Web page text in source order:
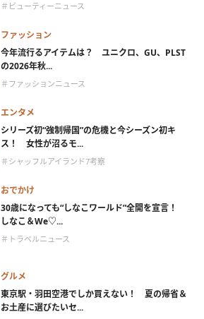
＃ビューティーニュース
ファッション
今年流行るアイテムは？ ユニクロ、GU、PLST
の2026年秋...
＃ファッションニュース
エンタメ
シリーズ初“強制帰国”の危機と今シーズン初キ
ス！ 女性が沼るモ...
＃シャッフルアイランド7考察
おでかけ
30歳になっても“しなこワールド”全開を宣言！
しなこ＆We♡...
＃トラベルニュース
グルメ
東京駅・羽田空港でしか買えない！ 夏の帰省＆
お土産に選びたいセ...